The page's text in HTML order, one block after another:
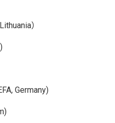
）
Germany)